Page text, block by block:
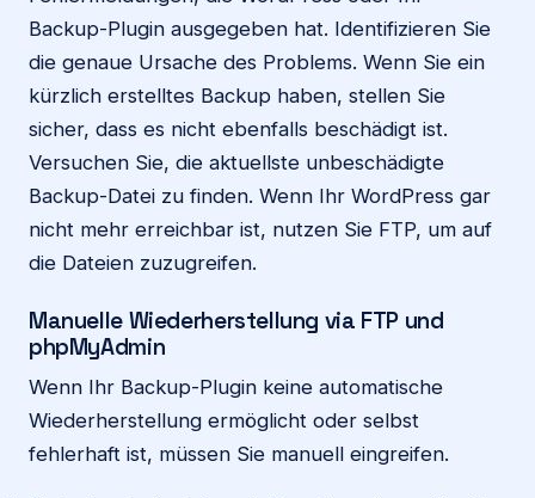
Backup-Plugin ausgegeben hat. Identifizieren Sie
die genaue Ursache des Problems. Wenn Sie ein
kürzlich erstelltes Backup haben, stellen Sie
sicher, dass es nicht ebenfalls beschädigt ist.
Versuchen Sie, die aktuellste unbeschädigte
Backup-Datei zu finden. Wenn Ihr WordPress gar
nicht mehr erreichbar ist, nutzen Sie FTP, um auf
die Dateien zuzugreifen.
Manuelle Wiederherstellung via FTP und
phpMyAdmin
Wenn Ihr Backup-Plugin keine automatische
Wiederherstellung ermöglicht oder selbst
fehlerhaft ist, müssen Sie manuell eingreifen.